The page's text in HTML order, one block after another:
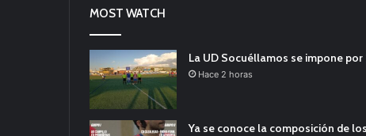
MOST WATCH
La UD Socuéllamos se impone
Hace 2 horas
Ya se conoce la composición de